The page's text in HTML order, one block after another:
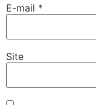
E-mail *
Site